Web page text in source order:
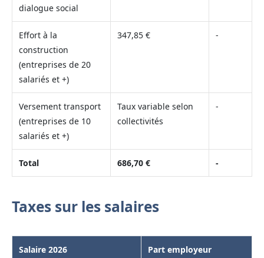
dialogue social
Effort à la
construction
(entreprises de 20
salariés et +)
347,85 € -
Versement transport
(entreprises de 10
salariés et +)
Taux variable selon
collectivités
-
Total 686,70 € -
Taxes sur les salaires
Salaire 2026 Part employeur